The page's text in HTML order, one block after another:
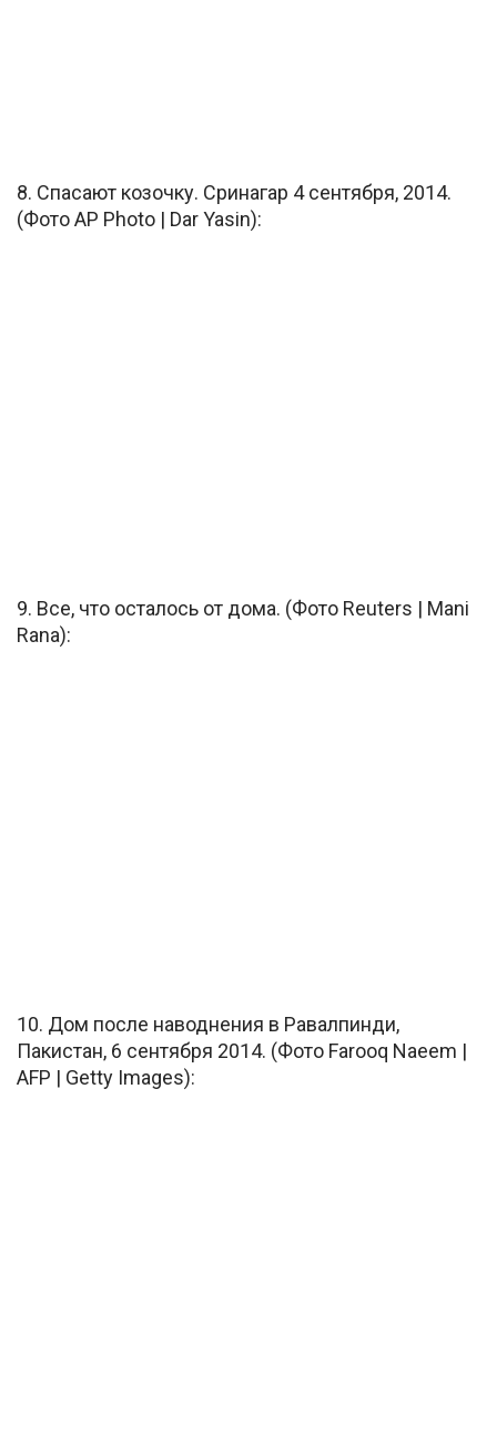
8. Спасают козочку. Сринагар 4 сентября, 2014.
(Фото AP Photo | Dar Yasin):
9. Все, что осталось от дома. (Фото Reuters | Mani
Rana):
10. Дом после наводнения в Равалпинди,
Пакистан, 6 сентября 2014. (Фото Farooq Naeem |
AFP | Getty Images):